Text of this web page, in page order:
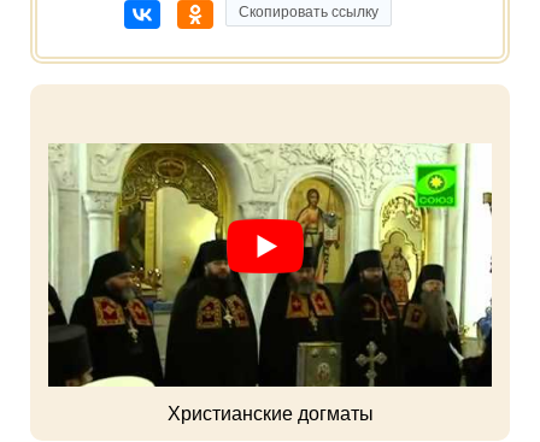
Скопировать ссылку
Христианские догматы